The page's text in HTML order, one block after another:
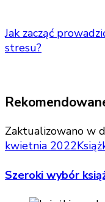
Jak zacząć
stresu?
Zaktualizowano w
kwietnia 2022
Szeroki wybór